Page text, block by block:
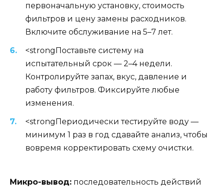
первоначальную установку, стоимость
фильтров и цену замены расходников.
Включите обслуживание на 5–7 лет.
<strongПоставьте систему на
испытательный срок — 2–4 недели.
Контролируйте запах, вкус, давление и
работу фильтров. Фиксируйте любые
изменения.
<strongПериодически тестируйте воду —
минимум 1 раз в год сдавайте анализ, чтобы
вовремя корректировать схему очистки.
Микро-вывод: последовательность действий